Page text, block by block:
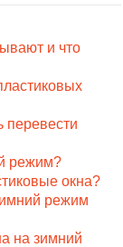
и что
перевести
режим?
окна?
режим
на зимний